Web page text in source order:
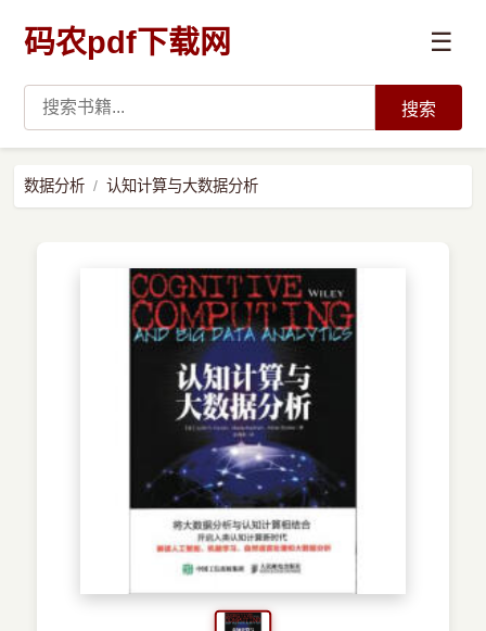
码农pdf下载网 ☰
预订书籍
搜索
数据分析 认知计算与大数据分析